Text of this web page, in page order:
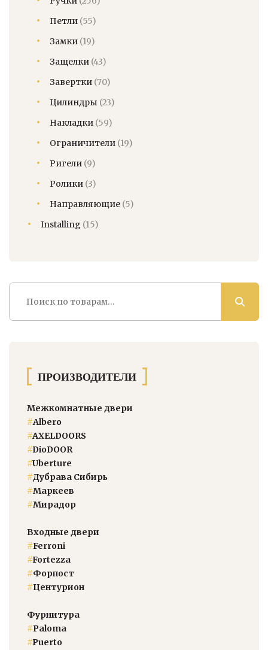
Петли (55)
Замки (19)
Защелки (43)
Завертки (70)
Цилиндры (23)
Накладки (59)
Ограничители (19)
Ригели (9)
Ролики (3)
Направляющие (5)
Installing (15)
ПРОИЗВОДИТЕЛИ
Межкомнатные двери
#Albero
#AXELDOORS
#DioDOOR
#Uberture
#Дубрава Сибирь
#Маркеев
#Мирадор
Входные двери
#Ferroni
#Fortezza
#Форпост
#Центурион
Фурнитура
#Paloma
#Puerto